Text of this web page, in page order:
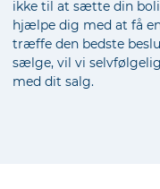
ikke til at sætte din
hjælpe dig med at få
træffe den bedste
sælge, vil vi
med dit salg.